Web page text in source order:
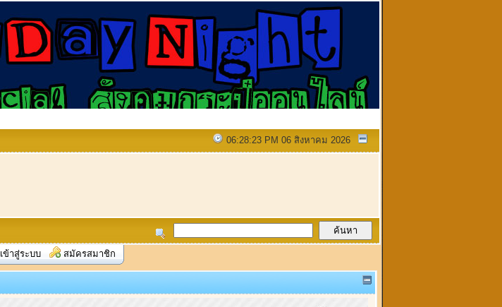
06:28:23 PM 06 สิงหาคม 2026
เข้าสู่ระบบ สมัครสมาชิก